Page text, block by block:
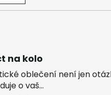
na kolo
oblečení není jen
o vaš...